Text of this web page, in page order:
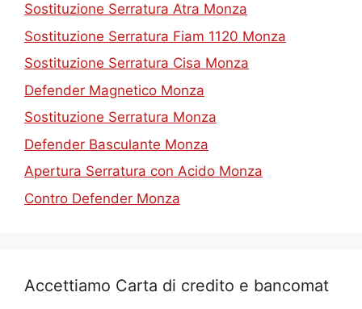
Sostituzione Serratura Atra Monza
Sostituzione Serratura Fiam 1120 Monza
Sostituzione Serratura Cisa Monza
Defender Magnetico Monza
Sostituzione Serratura Monza
Defender Basculante Monza
Apertura Serratura con Acido Monza
Contro Defender Monza
Accettiamo Carta di credito e bancomat